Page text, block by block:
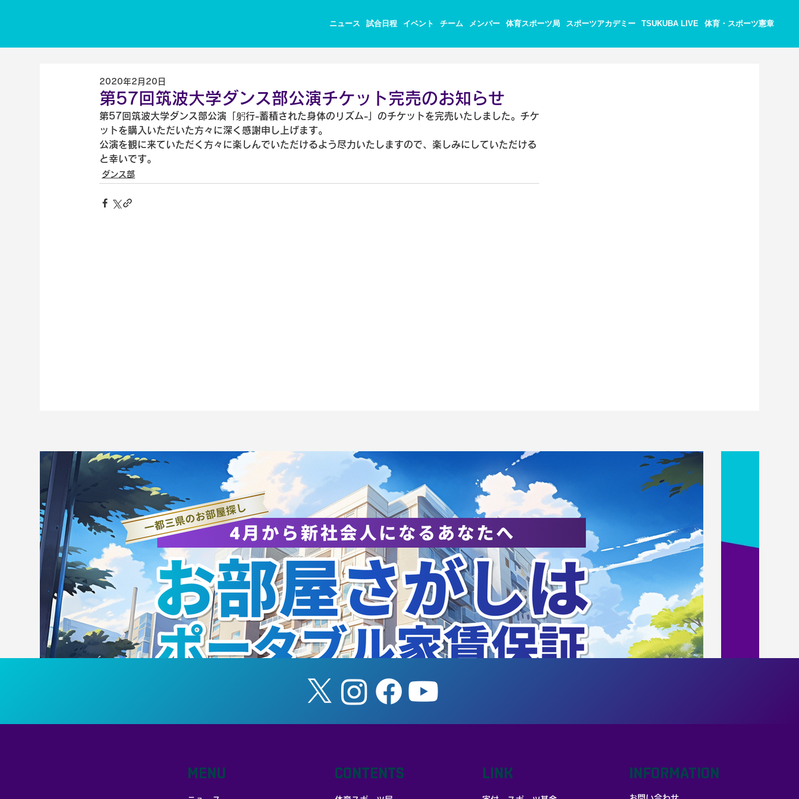
ニュース 試合日程 イベント チーム メンバー 体育スポーツ局 スポーツアカデミー TSUKUBA LIVE 体育・スポーツ憲章
第57回筑波大学ダンス部公演チケット完売のお知らせ
2020年2月20日
第57回筑波大学ダンス部公演「躬行-蓄積された身体のリズム-」のチケットを完売いたしました。チケ
ットを購入いただいた方々に深く感謝申し上げます。
公演を観に来ていただく方々に楽しんでいただけるよう尽力いたしますので、楽しみにしていただける
と幸いです。
ダンス部
【宣伝ビジュアル公開】第63
回筑波大学ダンス部公演
『Valere−私はここに在る−』
【チケット予約ページ】第63
回筑波大学ダンス部公演『
Valere−私はここに在る−』
【第63回筑波大学ダンス部公
演のお知らせ】
MENU CONTENTS LINK INFORMATION